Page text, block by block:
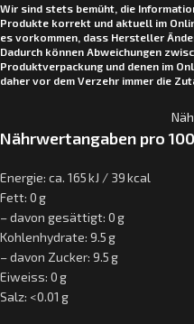
Wir sind stets bemüht, die
Produkte korrekt und aktuell im
es vorkommen, dass Hersteller
Dadurch können Abweichungen
Produktverpackung und denen im
daher vor dem Verzehr immer die
Nährwertangaben pro
Energie: ca. 165 kJ / 39 kcal
Fett: 0 g
– davon gesättigt: 0 g
Kohlenhydrate: 9.5 g
– davon Zucker: 9.5 g
Eiweiss: 0 g
Salz: <0.01 g